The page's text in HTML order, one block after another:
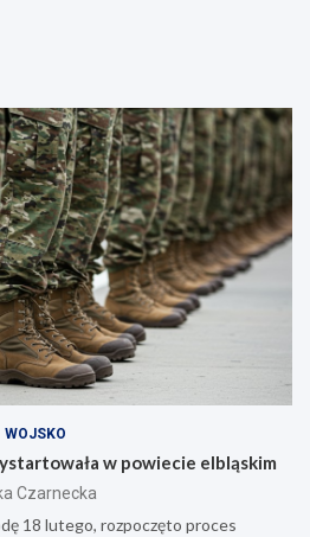
WOJSKO
w powiecie elbląskim
Czarnecka
18 lutego, rozpoczęto proces